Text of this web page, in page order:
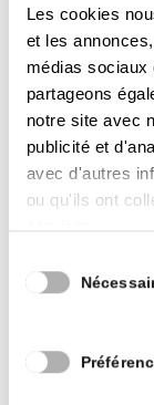
Les cookies
et les
médias sociaux
partageons
notre site avec
publicité et
avec d'autres
ou qu'ils ont
services.
2022 (
Budget
Plan de
d’un
une
pension
Conjoncture
Inflation/
000 000 €